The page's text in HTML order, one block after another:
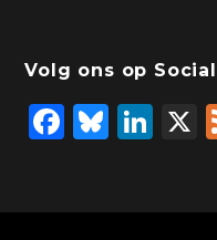
Volg ons op
F
Bl
Li